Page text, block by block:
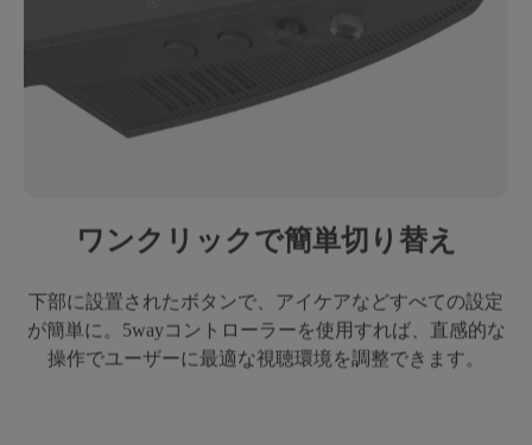
ワンクリックで簡単切り替え
下部に設置されたボタンで、アイケアなどすべての設定
が簡単に。5wayコントローラーを使用すれば、直感的な
操作でユーザーに最適な視聴環境を調整できます。